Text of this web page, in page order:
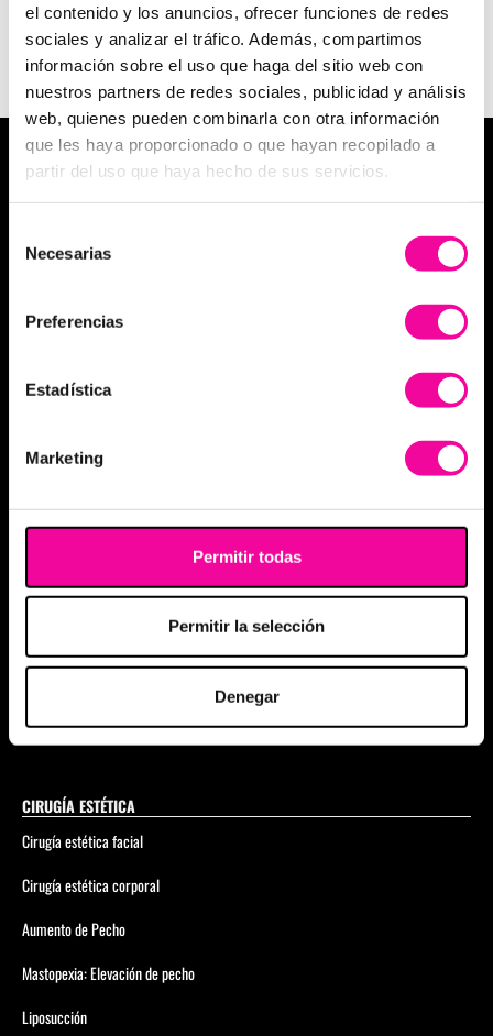
el contenido y los anuncios, ofrecer funciones de redes
sociales y analizar el tráfico. Además, compartimos
información sobre el uso que haga del sitio web con
nuestros partners de redes sociales, publicidad y análisis
web, quienes pueden combinarla con otra información
que les haya proporcionado o que hayan recopilado a
partir del uso que haya hecho de sus servicios.
Necesarias
Preferencias
Estadística
Marketing
Permitir todas
Permitir la selección
Denegar
MEDICINA ESTÉTICA
Medicina estética facial
Medicina estética corporal
Anticelulítico Global
Glúteo
Physiosculpt
Skinglow
Bioestimuladores de colágeno
CIRUGÍA ESTÉTICA
Cirugía estética facial
Cirugía estética corporal
Aumento de Pecho
Mastopexia: Elevación de pecho
Liposucción